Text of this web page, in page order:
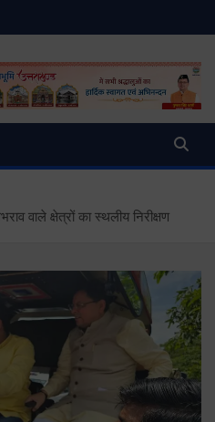
News
वाले क्षेत्रों का स्थलीय निरीक्षण